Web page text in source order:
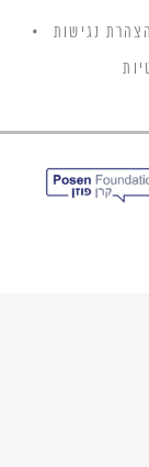
הצהרת נגישות